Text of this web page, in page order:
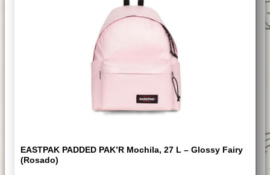
EASTPAK PADDED PAK’R Mochila, 27 L – Glossy Fairy
(Rosado)